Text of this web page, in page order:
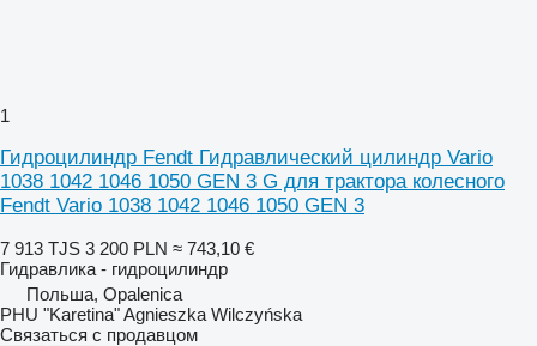
1
Гидроцилиндр Fendt Гидравлический цилиндр Vario
1038 1042 1046 1050 GEN 3 G для трактора колесного
Fendt Vario 1038 1042 1046 1050 GEN 3
7 913 TJS 3 200 PLN ≈ 743,10 €
Гидравлика - гидроцилиндр
Польша, Opalenica
PHU "Karetina" Agnieszka Wilczyńska
Связаться с продавцом